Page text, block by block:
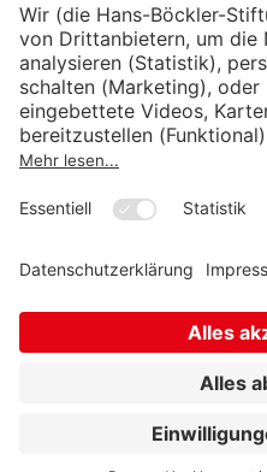
Wirtschafts- und
Institut für
Sozialrecht